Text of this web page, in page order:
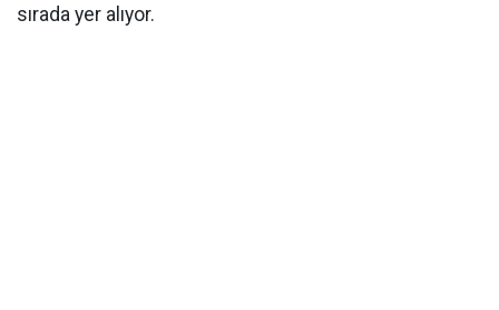
sırada yer alıyor.